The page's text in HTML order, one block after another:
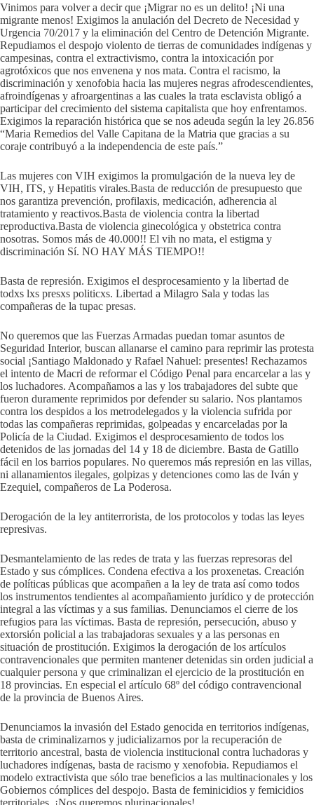
Vinimos para volver a decir que ¡Migrar no es un delito! ¡Ni una
migrante menos! Exigimos la anulación del Decreto de Necesidad y
Urgencia 70/2017 y la eliminación del Centro de Detención Migrante.
Repudiamos el despojo violento de tierras de comunidades indígenas y
campesinas, contra el extractivismo, contra la intoxicación por
agrotóxicos que nos envenena y nos mata. Contra el racismo, la
discriminación y xenofobia hacia las mujeres negras afrodescendientes,
afroindígenas y afroargentinas a las cuales la trata esclavista obligó a
participar del crecimiento del sistema capitalista que hoy enfrentamos.
Exigimos la reparación histórica que se nos adeuda según la ley 26.856
“Maria Remedios del Valle Capitana de la Matria que gracias a su
coraje contribuyó a la independencia de este país.”
Las mujeres con VIH exigimos la promulgación de la nueva ley de
VIH, ITS, y Hepatitis virales.Basta de reducción de presupuesto que
nos garantiza prevención, profilaxis, medicación, adherencia al
tratamiento y reactivos.Basta de violencia contra la libertad
reproductiva.Basta de violencia ginecológica y obstetrica contra
nosotras. Somos más de 40.000!! El vih no mata, el estigma y
discriminación Sí. NO HAY MÁS TIEMPO!!
Basta de represión. Exigimos el desprocesamiento y la libertad de
todxs lxs presxs politicxs. Libertad a Milagro Sala y todas las
compañeras de la tupac presas.
No queremos que las Fuerzas Armadas puedan tomar asuntos de
Seguridad Interior, buscan allanarse el camino para reprimir las protesta
social ¡Santiago Maldonado y Rafael Nahuel: presentes! Rechazamos
el intento de Macri de reformar el Código Penal para encarcelar a las y
los luchadores. Acompañamos a las y los trabajadores del subte que
fueron duramente reprimidos por defender su salario. Nos plantamos
contra los despidos a los metrodelegados y la violencia sufrida por
todas las compañeras reprimidas, golpeadas y encarceladas por la
Policía de la Ciudad. Exigimos el desprocesamiento de todos los
detenidos de las jornadas del 14 y 18 de diciembre. Basta de Gatillo
fácil en los barrios populares. No queremos más represión en las villas,
ni allanamientos ilegales, golpizas y detenciones como las de Iván y
Ezequiel, compañeros de La Poderosa.
Derogación de la ley antiterrorista, de los protocolos y todas las leyes
represivas.
Desmantelamiento de las redes de trata y las fuerzas represoras del
Estado y sus cómplices. Condena efectiva a los proxenetas. Creación
de políticas públicas que acompañen a la ley de trata así como todos
los instrumentos tendientes al acompañamiento jurídico y de protección
integral a las víctimas y a sus familias. Denunciamos el cierre de los
refugios para las víctimas. Basta de represión, persecución, abuso y
extorsión policial a las trabajadoras sexuales y a las personas en
situación de prostitución. Exigimos la derogación de los artículos
contravencionales que permiten mantener detenidas sin orden judicial a
cualquier persona y que criminalizan el ejercicio de la prostitución en
18 provincias. En especial el artículo 68º del código contravencional
de la provincia de Buenos Aires.
Denunciamos la invasión del Estado genocida en territorios indígenas,
basta de criminalizarnos y judicializarnos por la recuperación de
territorio ancestral, basta de violencia institucional contra luchadoras y
luchadores indígenas, basta de racismo y xenofobia. Repudiamos el
modelo extractivista que sólo trae beneficios a las multinacionales y los
Gobiernos cómplices del despojo. Basta de feminicidios y femicidios
territoriales. ¡Nos queremos plurinacionales!